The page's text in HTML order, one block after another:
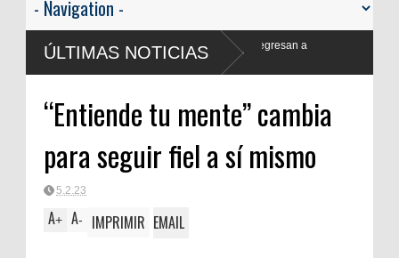
ÚLTIMAS NOTICIAS
y Frank Blanco regresan a
“Entiende tu mente” cambia
para seguir fiel a sí mismo
5.2.23
A+ A- IMPRIMIR EMAIL